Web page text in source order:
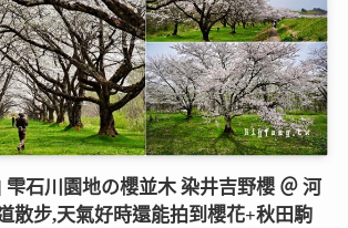
石川園地の櫻並木 染井吉野櫻 ＠ 河
散步,天氣好時還能拍到櫻花+秋田駒